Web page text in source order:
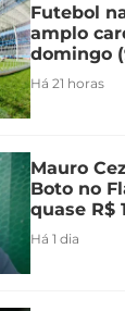
Futebol
amplo
domingo
Há 21 horas
Mauro
Boto no
quase R$
Há 1 dia